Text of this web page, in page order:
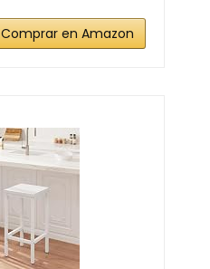
Comprar en Amazon